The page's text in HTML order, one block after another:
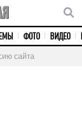
ТЕМЫ ФОТО ВИДЕО
сайта